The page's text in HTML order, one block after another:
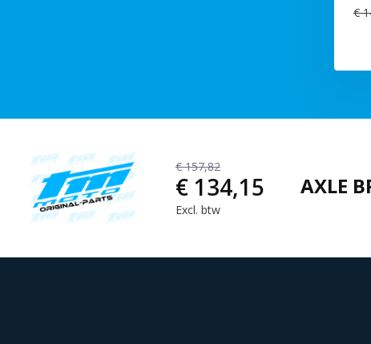
€
€ 157,82
€ 134,15
Excl. btw
AXLE